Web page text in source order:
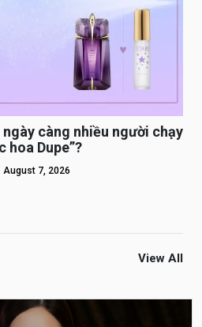
càng nhiều người chạy
hoa Dupe”?
August 7, 2026
View All